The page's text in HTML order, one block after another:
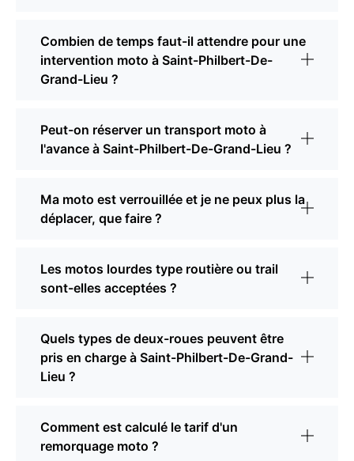
Combien de temps faut-il attendre pour une
intervention moto à Saint-Philbert-De-
Grand-Lieu ?
Peut-on réserver un transport moto à
l'avance à Saint-Philbert-De-Grand-Lieu ?
Ma moto est verrouillée et je ne peux plus la
déplacer, que faire ?
Les motos lourdes type routière ou trail
sont-elles acceptées ?
Quels types de deux-roues peuvent être
pris en charge à Saint-Philbert-De-Grand-
Lieu ?
Comment est calculé le tarif d'un
remorquage moto ?